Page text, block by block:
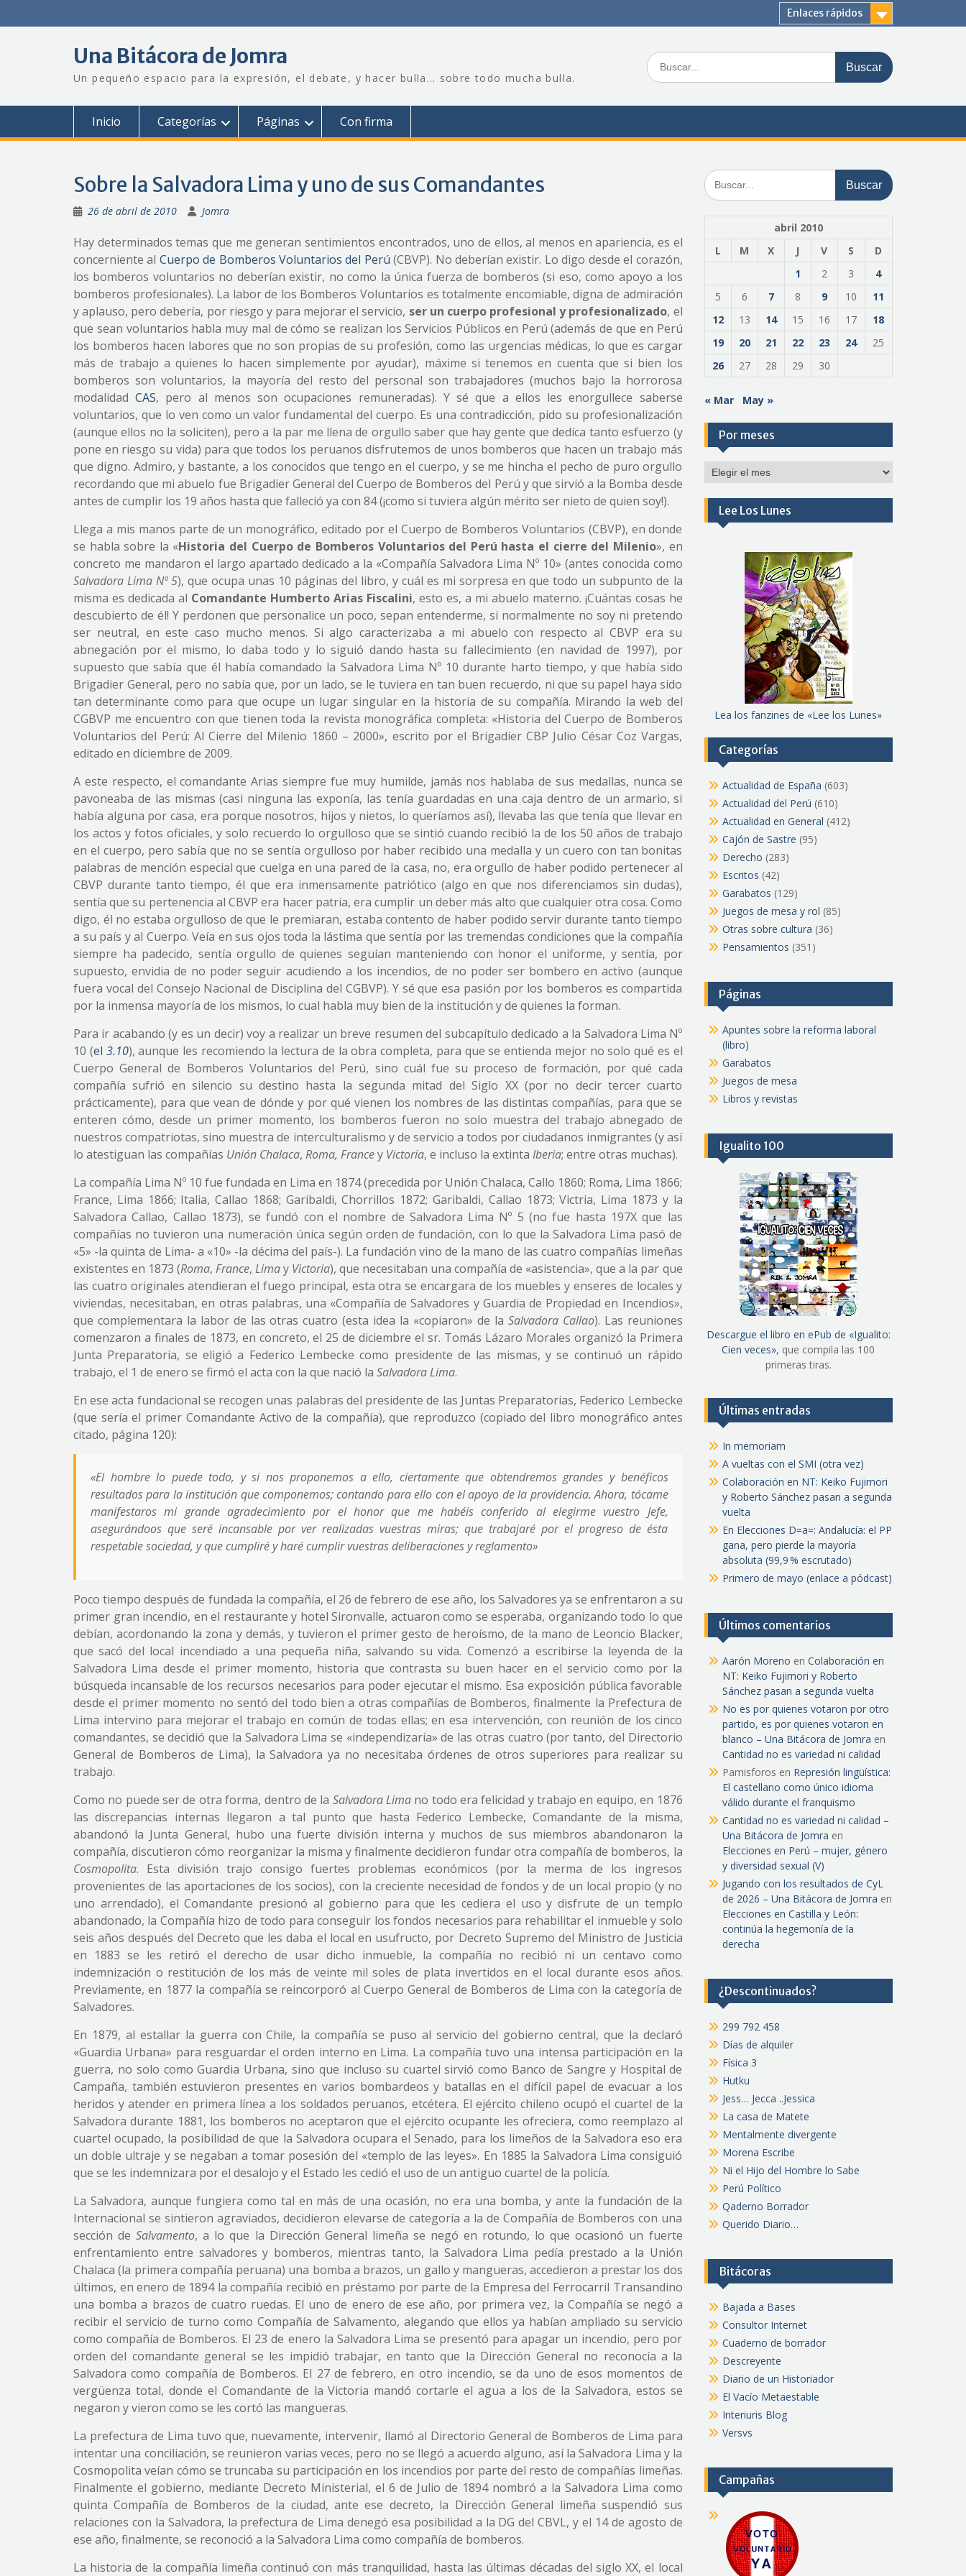
Enlaces rápidos
Una Bitácora de Jomra
Un pequeño espacio para la expresión, el debate, y hacer bulla… sobre todo mucha bulla.
Buscar:
Inicio Categorías Páginas Con firma
Sobre la Salvadora Lima y uno de sus Comandantes
26 de abril de 2010 Jomra
Hay determinados temas que me generan sentimientos encontrados, uno de ellos, al menos en apariencia, es el
concerniente al Cuerpo de Bomberos Voluntarios del Perú (CBVP). No deberían existir. Lo digo desde el corazón,
los bomberos voluntarios no deberían existir, no como la única fuerza de bomberos (si eso, como apoyo a los
bomberos profesionales). La labor de los Bomberos Voluntarios es totalmente encomiable, digna de admiración
y aplauso, pero debería, por riesgo y para mejorar el servicio, ser un cuerpo profesional y profesionalizado, el
que sean voluntarios habla muy mal de cómo se realizan los Servicios Públicos en Perú (además de que en Perú
los bomberos hacen labores que no son propias de su profesión, como las urgencias médicas, lo que es cargar
más de trabajo a quienes lo hacen simplemente por ayudar), máxime si tenemos en cuenta que si bien los
bomberos son voluntarios, la mayoría del resto del personal son trabajadores (muchos bajo la horrorosa
modalidadCAS, pero al menos son ocupaciones remuneradas). Y sé que a ellos les enorgullece saberse
voluntarios, que lo ven como un valor fundamental del cuerpo. Es una contradicción, pido su profesionalización
(aunque ellos no la soliciten), pero a la par me llena de orgullo saber que hay gente que dedica tanto esfuerzo (y
pone en riesgo su vida) para que todos los peruanos disfrutemos de unos bomberos que hacen un trabajo más
que digno. Admiro, y bastante, a los conocidos que tengo en el cuerpo, y se me hincha el pecho de puro orgullo
recordando que mi abuelo fue Brigadier General del Cuerpo de Bomberos del Perú y que sirvió a la Bomba desde
antes de cumplir los 19 años hasta que falleció ya con 84 (¡como si tuviera algún mérito ser nieto de quien soy!).
Llega a mis manos parte de un monográfico, editado por el Cuerpo de Bomberos Voluntarios (CBVP), en donde
se habla sobre la «Historia del Cuerpo de Bomberos Voluntarios del Perú hasta el cierre del Milenio», en
concreto me mandaron el largo apartado dedicado a la «Compañía Salvadora Lima Nº 10» (antes conocida como
Salvadora Lima Nº 5), que ocupa unas 10 páginas del libro, y cuál es mi sorpresa en que todo un subpunto de la
misma es dedicada al Comandante Humberto Arias Fiscalini, esto es, a mi abuelo materno. ¡Cuántas cosas he
descubierto de él! Y perdonen que personalice un poco, sepan entenderme, si normalmente no soy ni pretendo
ser neutral, en este caso mucho menos. Si algo caracterizaba a mi abuelo con respecto al CBVP era su
abnegación por el mismo, lo daba todo y lo siguió dando hasta su fallecimiento (en navidad de 1997), por
supuesto que sabía que él había comandado la Salvadora Lima Nº 10 durante harto tiempo, y que había sido
Brigadier General, pero no sabía que, por un lado, se le tuviera en tan buen recuerdo, ni que su papel haya sido
tan determinante como para que ocupe un lugar singular en la historia de su compañía. Mirando la web del
CGBVP me encuentro con que tienen toda la revista monográfica completa: «Historia del Cuerpo de Bomberos
Voluntarios del Perú: Al Cierre del Milenio 1860 – 2000», escrito por el Brigadier CBP Julio César Coz Vargas,
editado en diciembre de 2009.
A este respecto, el comandante Arias siempre fue muy humilde, jamás nos hablaba de sus medallas, nunca se
pavoneaba de las mismas (casi ninguna las exponía, las tenía guardadas en una caja dentro de un armario, si
había alguna por casa, era porque nosotros, hijos y nietos, lo queríamos así), llevaba las que tenía que llevar en
los actos y fotos oficiales, y solo recuerdo lo orgulloso que se sintió cuando recibió la de los 50 años de trabajo
en el cuerpo, pero sabía que no se sentía orgulloso por haber recibido una medalla y un cuero con tan bonitas
palabras de mención especial que cuelga en una pared de la casa, no, era orgullo de haber podido pertenecer al
CBVP durante tanto tiempo, él que era inmensamente patriótico (algo en que nos diferenciamos sin dudas),
sentía que su pertenencia al CBVP era hacer patria, era cumplir un deber más alto que cualquier otra cosa. Como
digo, él no estaba orgulloso de que le premiaran, estaba contento de haber podido servir durante tanto tiempo
a su país y al Cuerpo. Veía en sus ojos toda la lástima que sentía por las tremendas condiciones que la compañía
siempre ha padecido, sentía orgullo de quienes seguían manteniendo con honor el uniforme, y sentía, por
supuesto, envidia de no poder seguir acudiendo a los incendios, de no poder ser bombero en activo (aunque
fuera vocal del Consejo Nacional de Disciplina del CGBVP). Y sé que esa pasión por los bomberos es compartida
por la inmensa mayoría de los mismos, lo cual habla muy bien de la institución y de quienes la forman.
Para ir acabando (y es un decir) voy a realizar un breve resumen del subcapítulo dedicado a la Salvadora Lima Nº
10 (el 3.10), aunque les recomiendo la lectura de la obra completa, para que se entienda mejor no solo qué es el
Cuerpo General de Bomberos Voluntarios del Perú, sino cuál fue su proceso de formación, por qué cada
compañía sufrió en silencio su destino hasta la segunda mitad del Siglo XX (por no decir tercer cuarto
prácticamente), para que vean de dónde y por qué vienen los nombres de las distintas compañías, para que se
enteren cómo, desde un primer momento, los bomberos fueron no solo muestra del trabajo abnegado de
nuestros compatriotas, sino muestra de interculturalismo y de servicio a todos por ciudadanos inmigrantes (y así
lo atestiguan las compañías Unión Chalaca, Roma, Francey Victoria, e incluso la extinta Iberia; entre otras muchas).
La compañía Lima Nº 10 fue fundada en Lima en 1874 (precedida por Unión Chalaca, Callo 1860; Roma, Lima 1866;
France, Lima 1866; Italia, Callao 1868; Garibaldi, Chorrillos 1872; Garibaldi, Callao 1873; Victria, Lima 1873 y la
Salvadora Callao, Callao 1873), se fundó con el nombre de Salvadora Lima Nº 5 (no fue hasta 197X que las
compañías no tuvieron una numeración única según orden de fundación, con lo que la Salvadora Lima pasó de
«5» -la quinta de Lima- a «10» -la décima del país-). La fundación vino de la mano de las cuatro compañías limeñas
existentes en 1873 (Roma,France,Limay Victoria), que necesitaban una compañía de «asistencia», que a la par que
las cuatro originales atendieran el fuego principal, esta otra se encargara de los muebles y enseres de locales y
viviendas, necesitaban, en otras palabras, una «Compañía de Salvadores y Guardia de Propiedad en Incendios»,
que complementara la labor de las otras cuatro (esta idea la «copiaron» de la Salvadora Callao). Las reuniones
comenzaron a finales de 1873, en concreto, el 25 de diciembre el sr. Tomás Lázaro Morales organizó la Primera
Junta Preparatoria, se eligió a Federico Lembecke como presidente de las mismas, y se continuó un rápido
trabajo, el 1 de enero se firmó el acta con la que nació la Salvadora Lima.
En ese acta fundacional se recogen unas palabras del presidente de las Juntas Preparatorias, Federico Lembecke
(que sería el primer Comandante Activo de la compañía), que reproduzco (copiado del libro monográfico antes
citado, página 120):
«El hombre lo puede todo, y si nos proponemos a ello, ciertamente que obtendremos grandes y benéficos
resultados para la institución que componemos; contando para ello con el apoyo de la providencia. Ahora, tócame
manifestaros mi grande agradecimiento por el honor que me habéis conferido al elegirme vuestro Jefe,
asegurándoos que seré incansable por ver realizadas vuestras miras; que trabajaré por el progreso de ésta
respetable sociedad, y que cumpliré y haré cumplir vuestras deliberaciones y reglamento»
Poco tiempo después de fundada la compañía, el 26 de febrero de ese año, los Salvadores ya se enfrentaron a su
primer gran incendio, en el restaurante y hotel Sironvalle, actuaron como se esperaba, organizando todo lo que
debían, acordonando la zona y demás, y tuvieron el primer gesto de heroísmo, de la mano de Leoncio Blacker,
que sacó del local incendiado a una pequeña niña, salvando su vida. Comenzó a escribirse la leyenda de la
Salvadora Lima desde el primer momento, historia que contrasta su buen hacer en el servicio como por la
búsqueda incansable de los recursos necesarios para poder ejecutar el mismo. Esa exposición pública favorable
desde el primer momento no sentó del todo bien a otras compañías de Bomberos, finalmente la Prefectura de
Lima intervino para mejorar el trabajo en común de todas ellas; en esa intervención, con reunión de los cinco
comandantes, se decidió que la Salvadora Lima se «independizaría» de las otras cuatro (por tanto, del Directorio
General de Bomberos de Lima), la Salvadora ya no necesitaba órdenes de otros superiores para realizar su
trabajo.
Como no puede ser de otra forma, dentro de la Salvadora Limano todo era felicidad y trabajo en equipo, en 1876
las discrepancias internas llegaron a tal punto que hasta Federico Lembecke, Comandante de la misma,
abandonó la Junta General, hubo una fuerte división interna y muchos de sus miembros abandonaron la
compañía, discutieron cómo reorganizar la misma y finalmente decidieron fundar otra compañía de bomberos, la
Cosmopolita. Esta división trajo consigo fuertes problemas económicos (por la merma de los ingresos
provenientes de las aportaciones de los socios), con la creciente necesidad de fondos y de un local propio (y no
uno arrendado), el Comandante presionó al gobierno para que les cediera el uso y disfrute de un templo
abandonado, la Compañía hizo de todo para conseguir los fondos necesarios para rehabilitar el inmueble y solo
seis años después del Decreto que les daba el local en usufructo, por Decreto Supremo del Ministro de Justicia
en 1883 se les retiró el derecho de usar dicho inmueble, la compañía no recibió ni un centavo como
indemnización o restitución de los más de veinte mil soles de plata invertidos en el local durante esos años.
Previamente, en 1877 la compañía se reincorporó al Cuerpo General de Bomberos de Lima con la categoría de
Salvadores.
En 1879, al estallar la guerra con Chile, la compañía se puso al servicio del gobierno central, que la declaró
«Guardia Urbana» para resguardar el orden interno en Lima. La compañía tuvo una intensa participación en la
guerra, no solo como Guardia Urbana, sino que incluso su cuartel sirvió como Banco de Sangre y Hospital de
Campaña, también estuvieron presentes en varios bombardeos y batallas en el difícil papel de evacuar a los
heridos y atender en primera línea a los soldados peruanos, etcétera. El ejército chileno ocupó el cuartel de la
Salvadora durante 1881, los bomberos no aceptaron que el ejército ocupante les ofreciera, como reemplazo al
cuartel ocupado, la posibilidad de que la Salvadora ocupara el Senado, para los limeños de la Salvadora eso era
un doble ultraje y se negaban a tomar posesión del «templo de las leyes». En 1885 la Salvadora Lima consiguió
que se les indemnizara por el desalojo y el Estado les cedió el uso de un antiguo cuartel de la policía.
La Salvadora, aunque fungiera como tal en más de una ocasión, no era una bomba, y ante la fundación de la
Internacional se sintieron agraviados, decidieron elevarse de categoría a la de Compañía de Bomberos con una
sección deSalvamento, a lo que la Dirección General limeña se negó en rotundo, lo que ocasionó un fuerte
enfrentamiento entre salvadores y bomberos, mientras tanto, la Salvadora Lima pedía prestado a la Unión
Chalaca (la primera compañía peruana) una bomba a brazos, un gallo y mangueras, accedieron a prestar los dos
últimos, en enero de 1894 la compañía recibió en préstamo por parte de la Empresa del Ferrocarril Transandino
una bomba a brazos de cuatro ruedas. El uno de enero de ese año, por primera vez, la Compañía se negó a
recibir el servicio de turno como Compañía de Salvamento, alegando que ellos ya habían ampliado su servicio
como compañía de Bomberos. El 23 de enero la Salvadora Lima se presentó para apagar un incendio, pero por
orden del comandante general se les impidió trabajar, en tanto que la Dirección General no reconocía a la
Salvadora como compañía de Bomberos. El 27 de febrero, en otro incendio, se da uno de esos momentos de
vergüenza total, donde el Comandante de la Victoria mandó cortarle el agua a los de la Salvadora, estos se
negaron y vieron como se les cortó las mangueras.
La prefectura de Lima tuvo que, nuevamente, intervenir, llamó al Directorio General de Bomberos de Lima para
intentar una conciliación, se reunieron varias veces, pero no se llegó a acuerdo alguno, así la Salvadora Lima y la
Cosmopolita veían cómo se truncaba su participación en los incendios por parte del resto de compañías limeñas.
Finalmente el gobierno, mediante Decreto Ministerial, el 6 de Julio de 1894 nombró a la Salvadora Lima como
quinta Compañía de Bomberos de la ciudad, ante ese decreto, la Dirección General limeña suspendió sus
relaciones con la Salvadora, la prefectura de Lima denegó esa posibilidad a la DG del CBVL, y el 14 de agosto de
ese año, finalmente, se reconoció a la Salvadora Lima como compañía de bomberos.
La historia de la compañía limeña continuó con más tranquilidad, hasta las últimas décadas del siglo XX, el local
Buscar:
abril 2010
L
M X J V S
D
1
2 3
4
5
6 7 8 9 10
11
12
13 14 15 16 17
18
19
20 21 22 23 24
25
26
27 28 29 30
« Mar May »
Por meses
Por
Lee Los Lunes
Lea los fanzines de «Lee los Lunes»
Categorías
Actualidad de España (603)
Actualidad del Perú (610)
Actualidad en General (412)
Cajón de Sastre (95)
Derecho (283)
Escritos (42)
Garabatos (129)
Juegos de mesa y rol (85)
Otras sobre cultura (36)
Pensamientos (351)
Páginas
Apuntes sobre la reforma laboral
(libro)
Garabatos
Juegos de mesa
Libros y revistas
Igualito 100
Descargue el libro en ePub de «Igualito:
Cien veces», que compila las 100
primeras tiras.
Últimas entradas
In memoriam
A vueltas con el SMI (otra vez)
Colaboración en NT: Keiko Fujimori
y Roberto Sánchez pasan a segunda
vuelta
En Elecciones D=a=: Andalucía: el PP
gana, pero pierde la mayoría
absoluta (99,9 % escrutado)
Primero de mayo (enlace a pódcast)
Últimos comentarios
Aarón Moreno en Colaboración en
NT: Keiko Fujimori y Roberto
Sánchez pasan a segunda vuelta
No es por quienes votaron por otro
partido, es por quienes votaron en
blanco – Una Bitácora de Jomra en
Cantidad no es variedad ni calidad
Pamisforos en Represión lingüística:
El castellano como único idioma
válido durante el franquismo
Cantidad no es variedad ni calidad –
Una Bitácora de Jomra en
Elecciones en Perú – mujer, género
y diversidad sexual (V)
Jugando con los resultados de CyL
de 2026 – Una Bitácora de Jomra en
Elecciones en Castilla y León:
continúa la hegemonía de la
derecha
¿Descontinuados?
299 792 458
Días de alquiler
Física 3
Hutku
Jess… Jecca ..Jessica
La casa de Matete
Mentalmente divergente
Morena Escribe
Ni el Hijo del Hombre lo Sabe
Perú Político
Qaderno Borrador
Querido Diario…
Bitácoras
Bajada a Bases
Consultor Internet
Cuaderno de borrador
Descreyente
Diario de un Historiador
El Vacío Metaestable
Interiuris Blog
Versvs
Campañas